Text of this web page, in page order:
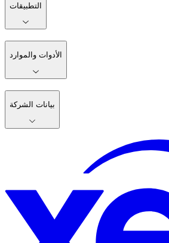
التطبيقات
الأدوات والموارد
بيانات الشركة